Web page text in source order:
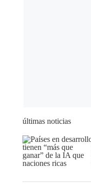
últimas noticias